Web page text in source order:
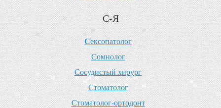
С-Я
Сексопатолог
Сомнолог
Сосудистый хирург
Стоматолог
Стоматолог-ортодонт